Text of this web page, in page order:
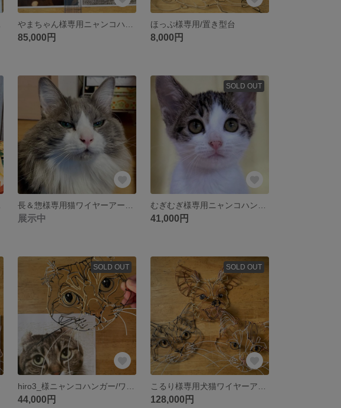
85,000円
ほっぷ様専用/置き型台
8,000円
展示中
SOLD OUT
41,000円
SOLD OUT
44,000円
SOLD OUT
128,000円